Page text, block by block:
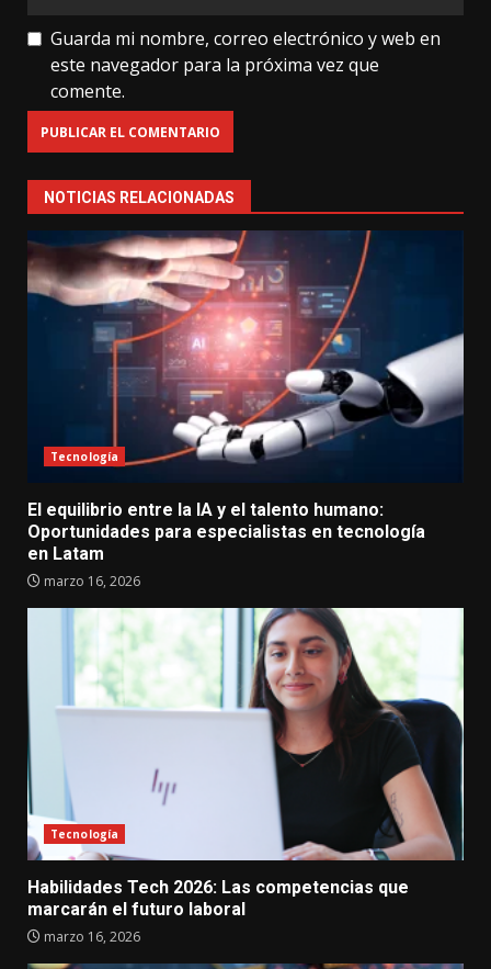
Guarda mi nombre, correo electrónico y web en
este navegador para la próxima vez que
comente.
NOTICIAS RELACIONADAS
Tecnología
El equilibrio entre la IA y el talento humano:
Oportunidades para especialistas en tecnología
en Latam
marzo 16, 2026
Tecnología
Habilidades Tech 2026: Las competencias que
marcarán el futuro laboral
marzo 16, 2026